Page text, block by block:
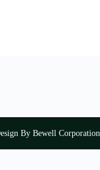
By Bewell Corporation